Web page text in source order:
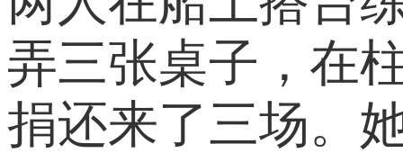
弄三张桌子，在
捐还来了三场。